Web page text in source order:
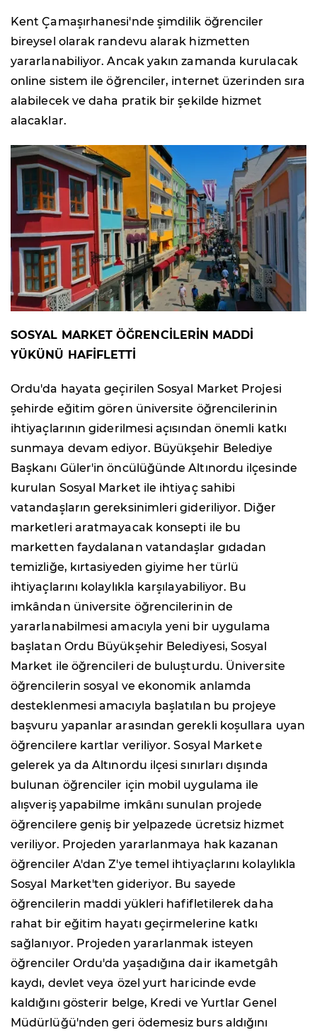
Kent Çamaşırhanesi'nde şimdilik öğrenciler
bireysel olarak randevu alarak hizmetten
yararlanabiliyor. Ancak yakın zamanda kurulacak
online sistem ile öğrenciler, internet üzerinden sıra
alabilecek ve daha pratik bir şekilde hizmet
alacaklar.
SOSYAL MARKET ÖĞRENCİLERİN MADDİ
YÜKÜNÜ HAFİFLETTİ
Ordu'da hayata geçirilen Sosyal Market Projesi
şehirde eğitim gören üniversite öğrencilerinin
ihtiyaçlarının giderilmesi açısından önemli katkı
sunmaya devam ediyor. Büyükşehir Belediye
Başkanı Güler'in öncülüğünde Altınordu ilçesinde
kurulan Sosyal Market ile ihtiyaç sahibi
vatandaşların gereksinimleri gideriliyor. Diğer
marketleri aratmayacak konsepti ile bu
marketten faydalanan vatandaşlar gıdadan
temizliğe, kırtasiyeden giyime her türlü
ihtiyaçlarını kolaylıkla karşılayabiliyor. Bu
imkândan üniversite öğrencilerinin de
yararlanabilmesi amacıyla yeni bir uygulama
başlatan Ordu Büyükşehir Belediyesi, Sosyal
Market ile öğrencileri de buluşturdu. Üniversite
öğrencilerin sosyal ve ekonomik anlamda
desteklenmesi amacıyla başlatılan bu projeye
başvuru yapanlar arasından gerekli koşullara uyan
öğrencilere kartlar veriliyor. Sosyal Markete
gelerek ya da Altınordu ilçesi sınırları dışında
bulunan öğrenciler için mobil uygulama ile
alışveriş yapabilme imkânı sunulan projede
öğrencilere geniş bir yelpazede ücretsiz hizmet
veriliyor. Projeden yararlanmaya hak kazanan
öğrenciler A'dan Z'ye temel ihtiyaçlarını kolaylıkla
Sosyal Market'ten gideriyor. Bu sayede
öğrencilerin maddi yükleri hafifletilerek daha
rahat bir eğitim hayatı geçirmelerine katkı
sağlanıyor. Projeden yararlanmak isteyen
öğrenciler Ordu'da yaşadığına dair ikametgâh
kaydı, devlet veya özel yurt haricinde evde
kaldığını gösterir belge, Kredi ve Yurtlar Genel
Müdürlüğü'nden geri ödemesiz burs aldığını